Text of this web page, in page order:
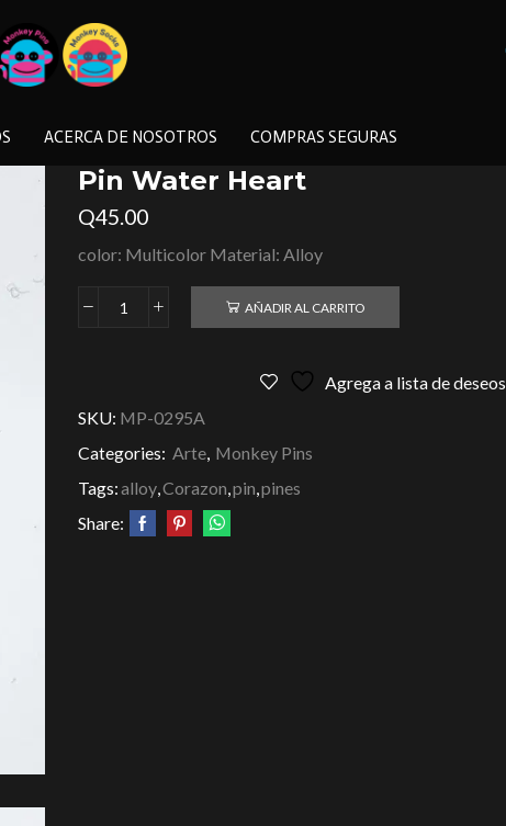
ACERCA DE NOSOTROS COMPRAS SEGURAS
Pin Water Heart
Q45.00
color: Multicolor Material: Alloy
AÑADIR AL CARRITO
Agrega a lista de deseos
SKU: MP-0295A
Categories: Arte, Monkey Pins
Tags:alloy,Corazon,pin,pines
Share: